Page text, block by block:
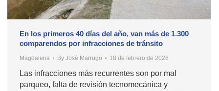
En los primeros 40 días del año, van más de 1.300
comparendos por infracciones de tránsito
Magdalena By José Marrugo 18 de febrero de 2026
Las infracciones más recurrentes son por mal
parqueo, falta de revisión tecnomecánica y